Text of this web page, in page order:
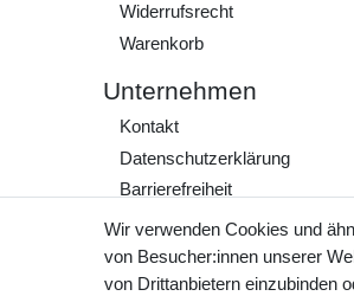
Widerrufs­recht
Warenkorb
Unternehmen
Kontakt
Daten­schutz­erklärung
Barrierefreiheit
AGB
Impressum
Wir verwenden Cookies und
von Besucher:innen unserer
von Drittanbietern einzubinden